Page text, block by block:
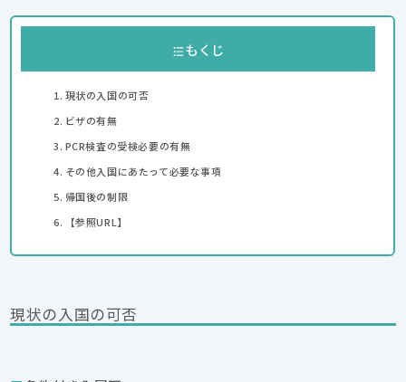
もくじ
現状の入国の可否
ビザの有無
PCR検査の受検必要の有無
その他入国にあたって必要な事項
帰国後の制限
【参照URL】
現状の入国の可否